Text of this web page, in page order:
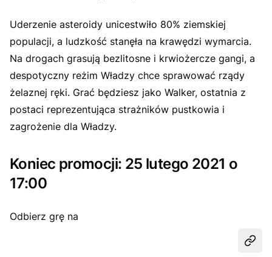
Uderzenie asteroidy unicestwiło 80% ziemskiej
populacji, a ludzkość stanęła na krawędzi wymarcia.
Na drogach grasują bezlitosne i krwiożercze gangi, a
despotyczny reżim Władzy chce sprawować rządy
żelaznej ręki. Grać będziesz jako Walker, ostatnia z
postaci reprezentująca strażników pustkowia i
zagrożenie dla Władzy.
Koniec promocji: 25 lutego 2021 o
17:00
Odbierz grę na